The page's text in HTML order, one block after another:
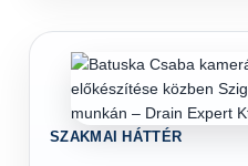
SZAKMAI HÁTTÉR